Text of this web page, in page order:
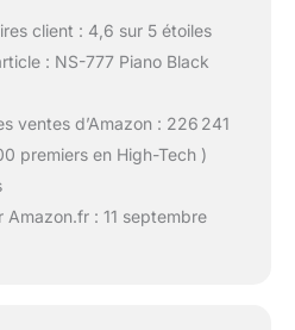
client : 4,6 sur 5 étoiles
: NS-777 Piano Black
ventes d’Amazon : 226 241
premiers en High-Tech )
Amazon.fr : 11 septembre